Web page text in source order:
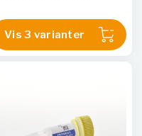
Vis 3 varianter